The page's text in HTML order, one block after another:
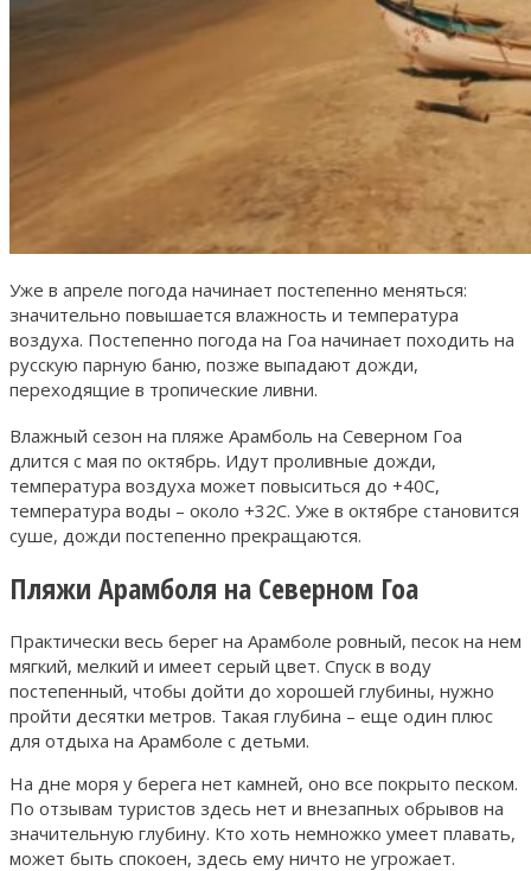
Уже в апреле погода начинает постепенно меняться:
значительно повышается влажность и температура
воздуха. Постепенно погода на Гоа начинает походить на
русскую парную баню, позже выпадают дожди,
переходящие в тропические ливни.
Влажный сезон на пляже Арамболь на Северном Гоа
длится с мая по октябрь. Идут проливные дожди,
температура воздуха может повыситься до +40C,
температура воды – около +32C. Уже в октябре становится
суше, дожди постепенно прекращаются.
Пляжи Арамболя на Северном Гоа
Практически весь берег на Арамболе ровный, песок на нем
мягкий, мелкий и имеет серый цвет. Спуск в воду
постепенный, чтобы дойти до хорошей глубины, нужно
пройти десятки метров. Такая глубина – еще один плюс
для отдыха на Арамболе с детьми.
На дне моря у берега нет камней, оно все покрыто песком.
По отзывам туристов здесь нет и внезапных обрывов на
значительную глубину. Кто хоть немножко умеет плавать,
может быть спокоен, здесь ему ничто не угрожает.